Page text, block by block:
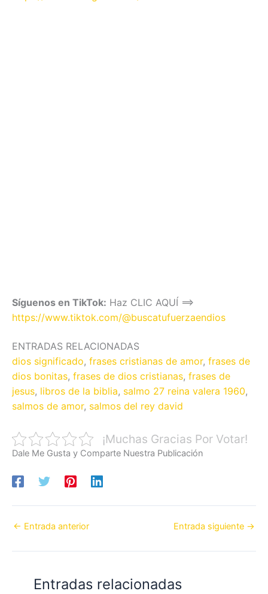
Síguenos en TikTok: Haz CLIC AQUÍ ==>
https://www.tiktok.com/@buscatufuerzaendios
ENTRADAS RELACIONADAS
dios significado, frases cristianas de amor, frases de
dios bonitas, frases de dios cristianas, frases de
jesus, libros de la biblia, salmo 27 reina valera 1960,
salmos de amor, salmos del rey david
¡Muchas Gracias Por Votar!
Dale Me Gusta y Comparte Nuestra Publicación
← Entrada anterior Entrada siguiente →
Entradas relacionadas